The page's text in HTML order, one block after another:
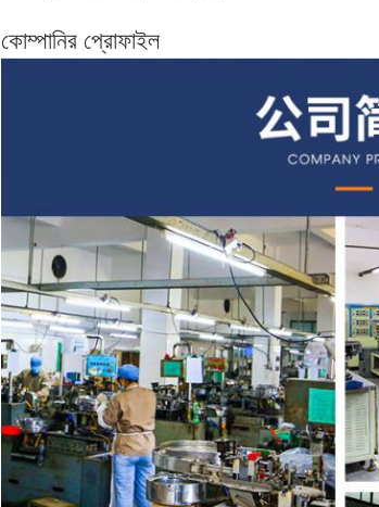
কোম্পানির প্রোফাইল